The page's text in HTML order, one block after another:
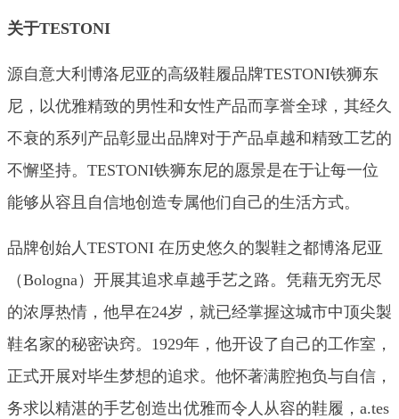
关于TESTONI
源自意大利博洛尼亚的高级鞋履品牌TESTONI铁狮东
尼，以优雅精致的男性和女性产品而享誉全球，其经久
不衰的系列产品彰显出品牌对于产品卓越和精致工艺的
不懈坚持。TESTONI铁狮东尼的愿景是在于让每一位
能够从容且自信地创造专属他们自己的生活方式。
品牌创始人TESTONI 在历史悠久的製鞋之都博洛尼亚
（Bologna）开展其追求卓越手艺之路。凭藉无穷无尽
的浓厚热情，他早在24岁，就已经掌握这城市中顶尖製
鞋名家的秘密诀窍。1929年，他开设了自己的工作室，
正式开展对毕生梦想的追求。他怀著满腔抱负与自信，
务求以精湛的手艺创造出优雅而令人从容的鞋履，a.tes